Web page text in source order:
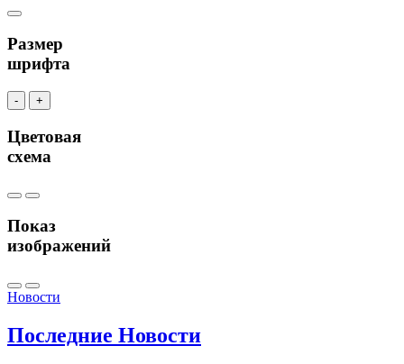
Размер
шрифта
- +
Цветовая
схема
Показ
изображений
Новости
Последние Новости